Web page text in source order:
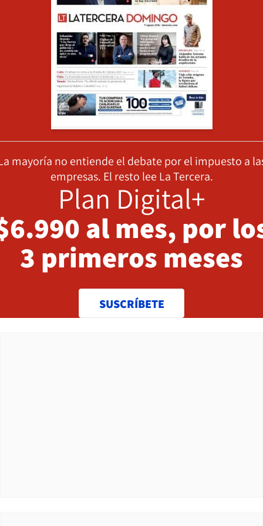
mayoría no entiende el debate por el impuesto a
empresas. El resto lee La Tercera.
Plan Digital+
al mes, por
3 primeros meses
SUSCRÍBETE